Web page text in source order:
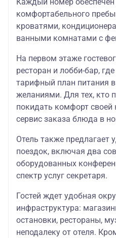
базе
завтраков
(при наличии
номеров) 4зв
При
заселении До
02.01.25
Доп сутки
Тюмень на
завтраков
(при наличии
номеров) 4зв
заселении с
05.01.25
-
Каждый номер
комфортабельного
кроватями,
ванными комнатами с
На первом этаже
ресторан и лобби-бар,
тарифный план питания в
желаниями. Для тех, кто
покидать комфорт своей
сервис заказа блюда в
Отель также предлагает
поездок, включая два
оборудованных
спектр услуг секретаря.
Гостей ждет удобная
инфраструктура:
остановки, рестораны,
неподалеку от отеля.